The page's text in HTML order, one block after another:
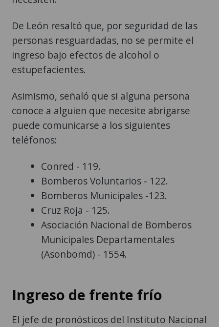
De León resaltó que, por seguridad de las
personas resguardadas, no se permite el
ingreso bajo efectos de alcohol o
estupefacientes.
Asimismo, señaló que si alguna persona
conoce a alguien que necesite abrigarse
puede comunicarse a los siguientes
teléfonos:
Conred - 119.
Bomberos Voluntarios - 122.
Bomberos Municipales -123.
Cruz Roja - 125.
Asociación Nacional de Bomberos
Municipales Departamentales
(Asonbomd) - 1554.
Ingreso de frente frío
El jefe de pronósticos del Instituto Nacional